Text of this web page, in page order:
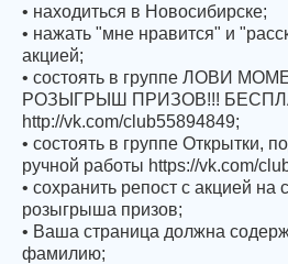
• находиться в Новосибирске;
• нажать "мне нравится" и
акцией;
• состоять в группе ЛОВИ
РОЗЫГРЫШ ПРИЗОВ!!!
http://vk.com/club55894849;
• состоять в группе Открытки,
ручной работы https://vk.com/
• cохранить репост с акцией на
розыгрыша призов;
• Ваша страница должна
фамилию;